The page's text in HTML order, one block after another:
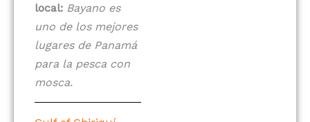
local: Bayano es
uno de los mejores
lugares de Panamá
para la pesca con
mosca.